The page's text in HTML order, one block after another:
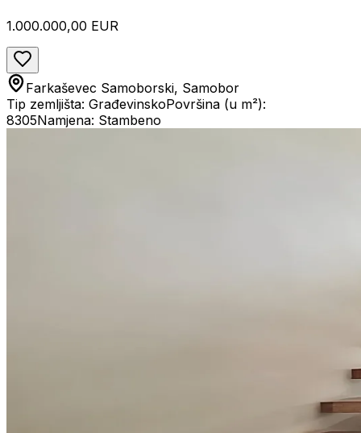
1.000.000,00 EUR
Farkaševec Samoborski, Samobor
Tip zemljišta: GrađevinskoPovršina (u m²):
8305Namjena: Stambeno